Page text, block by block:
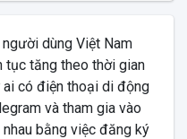
dùng Việt Nam
tục tăng theo thời gian
có điện thoại di động
và tham gia vào
bằng việc đăng ký